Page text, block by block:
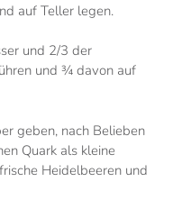
auf Teller legen.
und 2/3 der
und ¾ davon auf
geben, nach Belieben
Quark als kleine
Heidelbeeren und